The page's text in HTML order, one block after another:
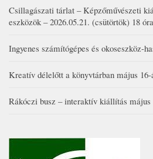
Csillagászati tárlat – Képzőművészeti
eszközök – 2026.05.21. (csütörtök) 18 óra
Ingyenes számítógépes és okoseszköz-
Kreatív délelőtt a könyvtárban május 16-
Rákóczi busz – interaktív kiállítás május